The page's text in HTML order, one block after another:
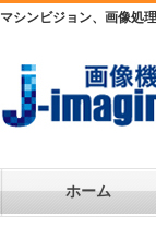
マシンビジョン、画像処
ホーム